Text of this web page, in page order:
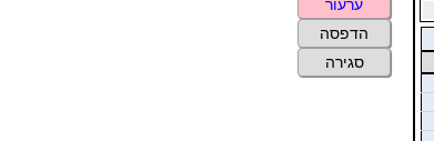
ערעור
הדפסה
סגירה